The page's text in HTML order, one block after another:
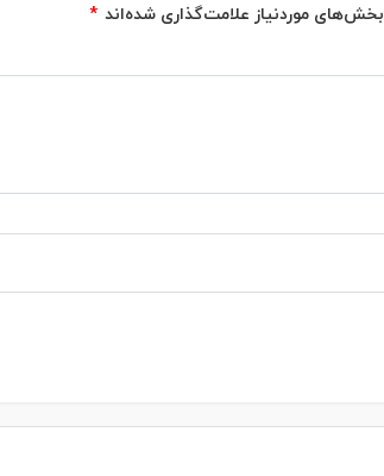
بخش‌های موردنیاز علامت‌گذاری شده‌اند *